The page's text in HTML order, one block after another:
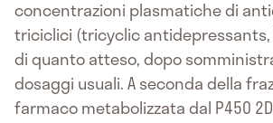
concentrazioni plasmatiche di
triciclici (tricyclic antidepressants,
di quanto atteso, dopo
dosaggi usuali. A seconda della
farmaco metabolizzata dal P450